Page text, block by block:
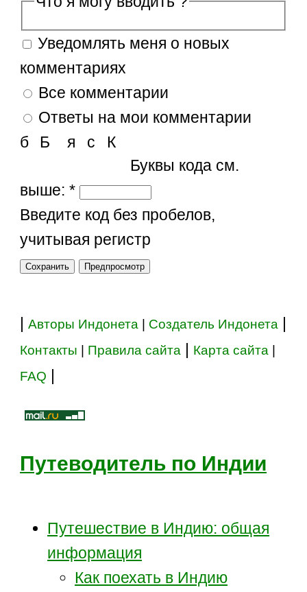
Уведомлять меня о новых
комментариях
Все комментарии
Ответы на мои комментарии
я
б Б с
К
Буквы кода см.
выше:*
Введите код без пробелов,
учитывая регистр
|Авторы Индонета Создатель Индонета
Контакты Правила сайта Карта сайта
FAQ
Путеводитель по Индии
Путешествие в Индию: общая
информация
Как поехать в Индию